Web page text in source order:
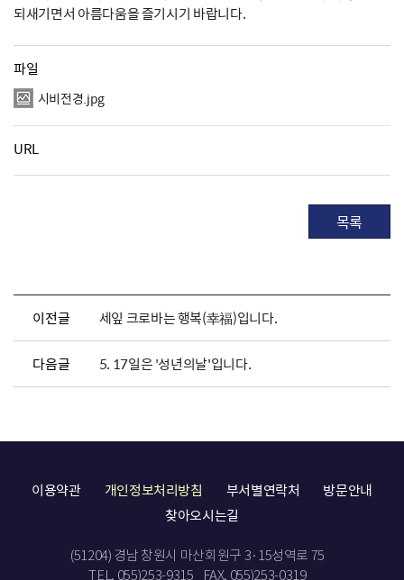
되새기면서 아름다움을 즐기시기 바랍니다.
파일
시비전경.jpg
URL
목록
이전글 세잎 크로바는 행복(幸福)입니다.
다음글 5. 17일은 '성년의날'입니다.
이용약관 개인정보처리방침 부서별연락처
방문안내
찾아오시는길
(51204) 경남 창원시 마산회원구 3·15성역로 75
TEL. 055)253-9315
FAX. 055)253-0319